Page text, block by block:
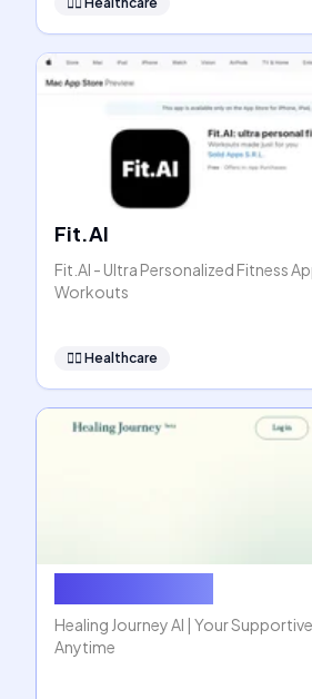
Fit.AI
Fit.AI - Ultra Personalized Fitness
Workouts
👩‍⚕️ Healthcare
Healing Journey AI | Your
Anytime